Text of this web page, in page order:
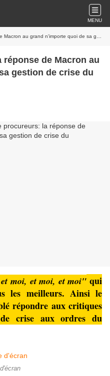
MENU
n'importe quoi de sa gestion de crise du coronavirus
de Macron au
gestion de crise du
moi, et moi, et moi" qui
les meilleurs. Ainsi le
répondre aux critiques
crise aux ordres du